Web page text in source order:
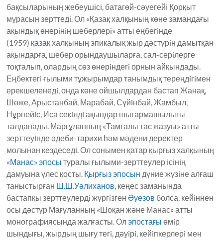
бақсыларының жебеушiсi, батагөй-сәуегейi Қорқыт
мұрасын зерттедi. Ол «Қазақ халқының көне замандағы
ақындық өнерiнiң шеберлерi» атты еңбегiнде
(1959) қазақхалқының эпикалық жыр дәстүрiн дамытқан
ақындарға, шебер орындаушыларға, сал-серiлерге
тоқталып, олардың сөз өнерiндегi орнын айқындады.
Еңбектегi ғылыми тұжырымдар танымдық тереңдiгiмен
ерекшеленедi, онда көне ойшылдардан бастап Жанақ,
Шөже, Арыстанбай, Марабай, Сүйiнбай, Жамбыл,
Нұрпейiс, Иса секiлдi ақындар шығармашылығы
талданады. Марғұланның «Тамғалы тас жазуы» атты
зерттеуiнде әдеби-тарихи һәм мәдени деректер
молынан кездеседi. Ол сонымен қатар қырғыз халқының
«Манас»эпосы туралы ғылыми-зерттеулер iсiнiң
дамуына үлес қосты. Қырғызэпосын дүние жүзiне алғаш
таныстырған Ш.Ш.Уәлиханов, кеңес заманында
бастапқы зерттеулердi жүргiзгенӘуезов болса, кейiннен
осы дәстүр Мағұланның «Шоқан және Манас» атты
монографиясында жалғасты. Олэпостағы өмiр
шындығы, жырдың шығу тегi, дәуiрi, кейiпкерлерi мен